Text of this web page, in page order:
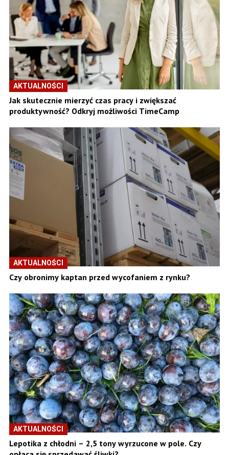
AKTUALNOŚCI
Jak skutecznie mierzyć czas pracy i zwiększać
produktywność? Odkryj możliwości TimeCamp
AKTUALNOŚCI
Czy obronimy kaptan przed wycofaniem z rynku?
AKTUALNOŚCI
Lepotika z chłodni – 2,5 tony wyrzucone w pole. Czy